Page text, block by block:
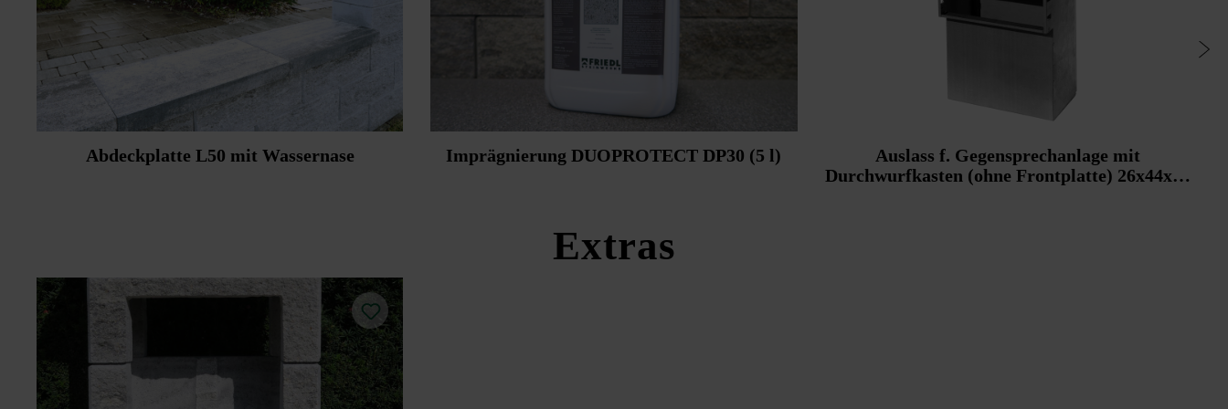
Abdeckplatte L50 mit Wassernase Imprägnierung DUOPROTECT DP30 (5 l)
Auslass f. Gegensprechanlage mit
Durchwurfkasten (ohne Frontplatte) 26x44x18
Extras